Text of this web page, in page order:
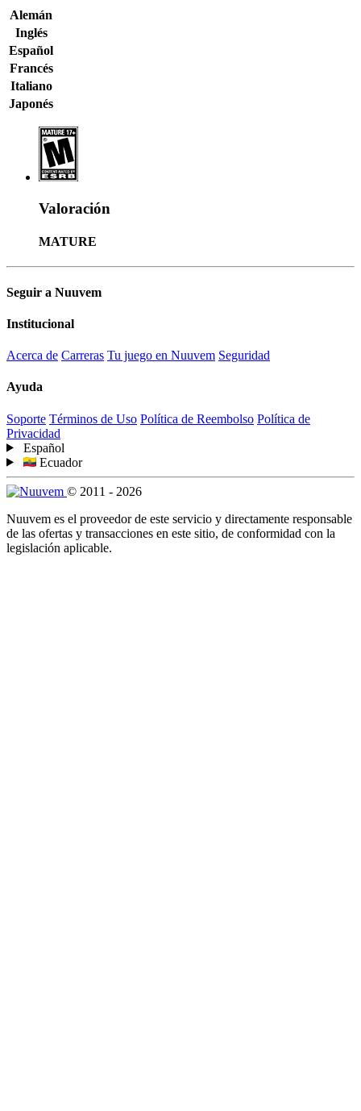
Alemán
Inglés
Español
Francés
Italiano
Japonés
Valoración
MATURE
Seguir a Nuuvem
Institucional
Acerca de Carreras Tu juego en Nuuvem Seguridad
Ayuda
Soporte Términos de Uso Política de Reembolso Política de
Privacidad
Español
Ecuador
© 2011 - 2026
Nuuvem es el proveedor de este servicio y directamente responsable
de las ofertas y transacciones en este sitio, de conformidad con la
legislación aplicable.